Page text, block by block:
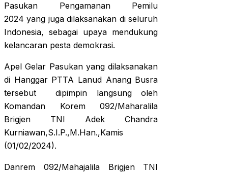
Pasukan Pengamanan Pemilu
2024 yang juga dilaksanakan di seluruh
Indonesia, sebagai upaya mendukung
kelancaran pesta demokrasi.
Apel Gelar Pasukan yang dilaksanakan
di Hanggar PTTA Lanud Anang Busra
tersebut dipimpin langsung oleh
Komandan Korem 092/Maharalila
Brigjen TNI Adek Chandra
Kurniawan,S.I.P.,M.Han.,Kamis
(01/02/2024).
Danrem 092/Mahajalila Brigjen TNI